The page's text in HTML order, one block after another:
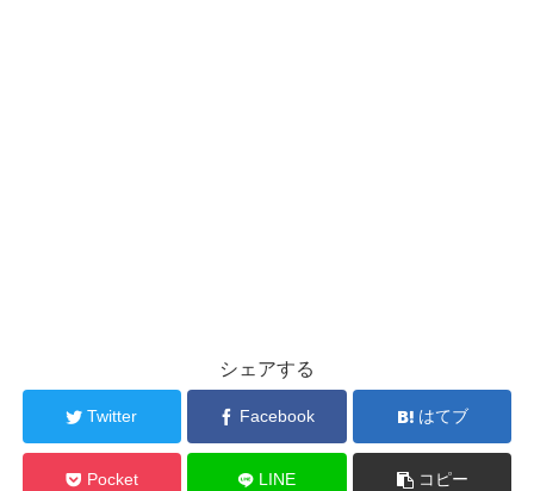
シェアする
Twitter Facebook はてブ
Pocket LINE コピー